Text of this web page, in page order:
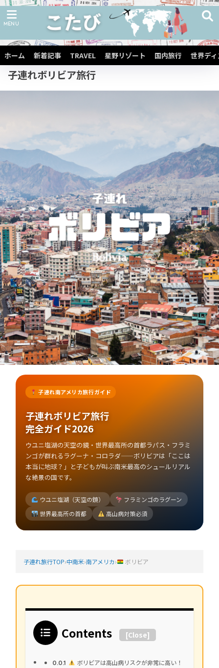
ホーム 新着記事 TRAVEL 星野リゾート 国内旅行 世界デ
ホーム 子連れ海外旅行 子連れ中南米旅行 子連れ南米旅行
子連れボリビア旅行
子連れ南アメリカ旅行ガイド
子連れボリビア旅行
完全ガイド2026
ウユニ塩湖の天空の鏡・世界最高所の首都ラパス・フラミ
ンゴが群れるラグーナ・コロラダ——ボリビアは「ここは
本当に地球？」と子どもが叫ぶ南米最高のシュールリアル
な絶景の国です。
ウユニ塩湖（天空の鏡）
フラミンゴのラグーン
世界最高所の首都
高山病対策必須
子連れ旅行TOP›中南米›南アメリカ› ボリビア
Contents [Close]
0.0.1
ボリビアは高山病リスクが非常に高い！